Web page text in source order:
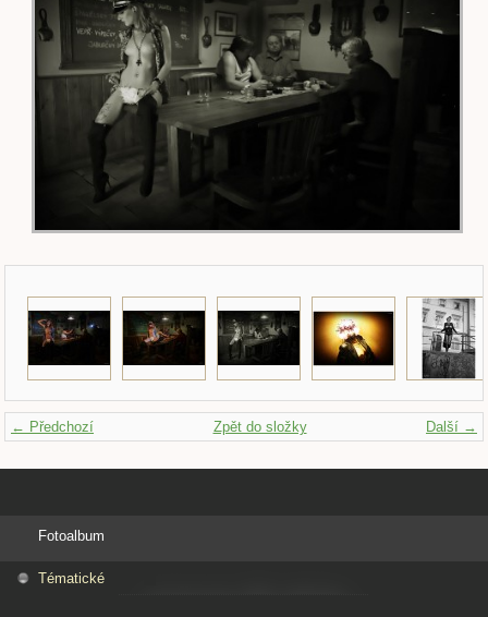
← Předchozí Další →
Zpět do složky
Fotoalbum
Tématické